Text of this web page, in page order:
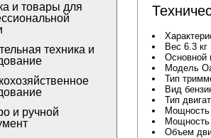
и товары для
техника и
и ручной
Вес 6.3 кг
Основной
Модель
Тип
Вид
Тип
Мощность
Мощность
Объем